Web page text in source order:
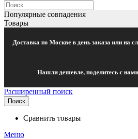
Популярные совпадения
Товары
Доставка по Москве в день заказа или на
Нашли дешевле, поделитесь с
Расширенный поиск
Поиск
Сравнить товары
Меню